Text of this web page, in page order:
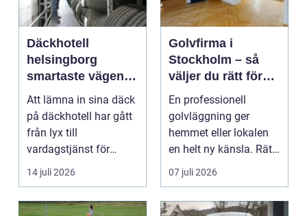
Däckhotell
helsingborg
smartaste vägen
till säkra hjulskift
Att lämna in sina däck
på däckhotell har gått
från lyx till
vardagstjänst för
många bilägare. I
Hels...
14 juli 2026
Golvfirma i
Stockholm – så
väljer du rätt för
ett hållbart golv
En professionell
golvläggning ger
hemmet eller lokalen
en helt ny känsla. Rätt
materi...
07 juli 2026